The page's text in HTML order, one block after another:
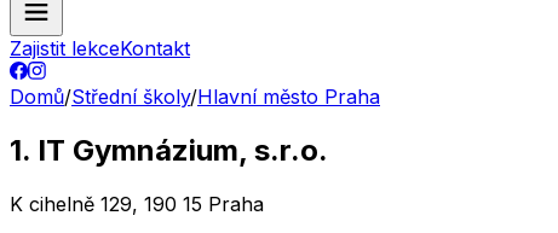
Zajistit lekceKontakt
Domů/Střední školy/Hlavní město Praha
1. IT Gymnázium, s.r.o.
K cihelně 129, 190 15 Praha